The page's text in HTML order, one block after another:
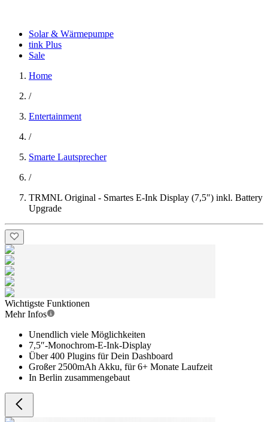
Solar & Wärmepumpe
tink Plus
Sale
Home
/
Entertainment
/
Smarte Lautsprecher
/
TRMNL Original - Smartes E-Ink Display (7,5") inkl. Battery
Upgrade
Wichtigste Funktionen
Mehr Infos
Unendlich viele Möglichkeiten
7,5″-Monochrom-E-Ink-Display
Über 400 Plugins für Dein Dashboard
Großer 2500mAh Akku, für 6+ Monate Laufzeit
In Berlin zusammengebaut